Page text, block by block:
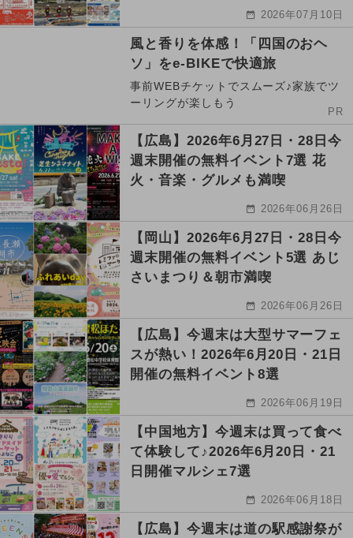
2026年07月10日
風と香りを体感！「四国のおヘ
ソ」をe-BIKEで快適旅
事前WEBチケットでスムーズ♪家族でツ
ーリングが楽しもう
PR
【広島】2026年6月27日・28日今
週末開催の無料イベント7選 花
火・音楽・グルメも満喫
2026年06月26日
【岡山】2026年6月27日・28日今
週末開催の無料イベント5選 あじ
さいまつり＆朝市満喫
2026年06月26日
【広島】今週末は大型サマーフェ
スが熱い！2026年6月20日・21日
開催の無料イベント8選
2026年06月19日
【中国地方】今週末は買って食べ
て体験して♪2026年6月20日・21
日開催マルシェ7選
2026年06月18日
【広島】今週末は道の駅感謝祭が